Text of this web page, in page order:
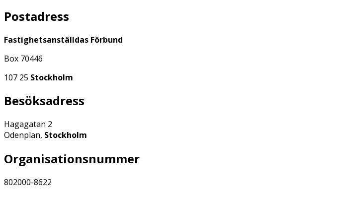
Postadress
Fastighetsanställdas Förbund
Box 70446
107 25 Stockholm
Besöksadress
Hagagatan 2
Odenplan, Stockholm
Organisationsnummer
802000-8622